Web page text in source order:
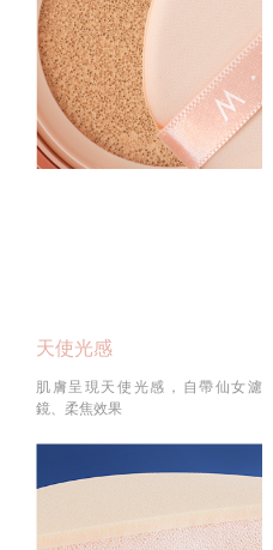
天使光感
肌膚呈現天使光感，自帶仙女濾
鏡、柔焦效果